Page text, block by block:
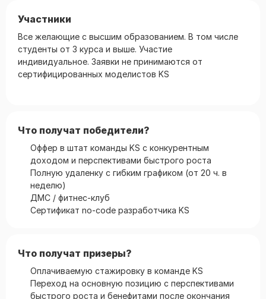
Участники
Все желающие с высшим образованием. В том числе
студенты от 3 курса и выше. Участие
индивидуальное. Заявки не принимаются от
сертифицированных моделистов KS
Что получат победители?
Оффер в штат команды KS с конкурентным
доходом и перспективами быстрого роста
Полную удаленку с гибким графиком (от 20 ч. в
неделю)
ДМС / фитнес-клуб
Сертификат no-code разработчика KS
Что получат призеры?
Оплачиваемую стажировку в команде KS
Переход на основную позицию с перспективами
быстрого роста и бенефитами после окончания